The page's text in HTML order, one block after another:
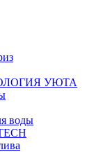
УЮТА
воды